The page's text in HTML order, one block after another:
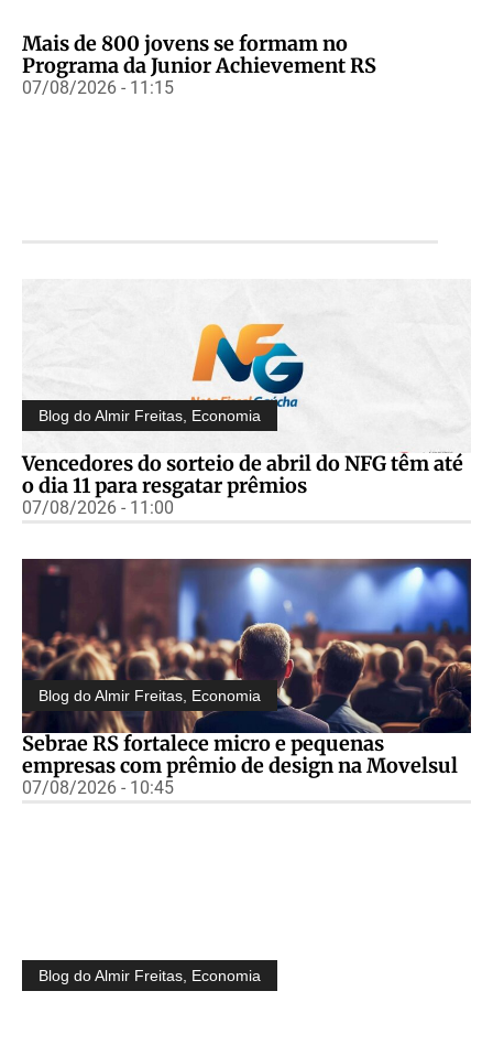
Mais de 800 jovens se formam no
Programa da Junior Achievement RS
07/08/2026 - 11:15
Blog do Almir Freitas Economia
Vencedores do sorteio de abril do NFG têm até
o dia 11 para resgatar prêmios
07/08/2026 - 11:00
Blog do Almir Freitas Economia
Sebrae RS fortalece micro e pequenas
empresas com prêmio de design na Movelsul
07/08/2026 - 10:45
Blog do Almir Freitas Economia